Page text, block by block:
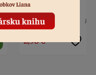
3 ks
€